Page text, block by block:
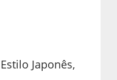
Japonês,